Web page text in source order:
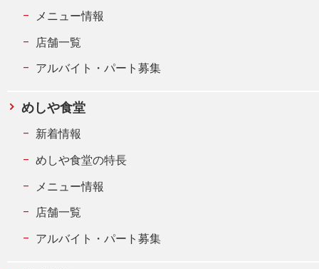
メニュー情報
店舗一覧
アルバイト・パート募集
めしや食堂
新着情報
めしや食堂の特長
メニュー情報
店舗一覧
アルバイト・パート募集